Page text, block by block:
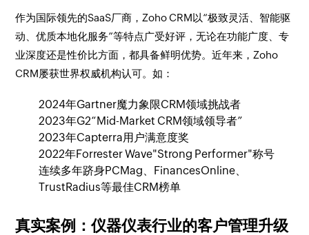
作为国际领先的SaaS厂商，Zoho CRM以“极致灵活、智能驱
动、优质本地化服务”等特点广受好评，无论在功能广度、专
业深度还是性价比方面，都具备鲜明优势。近年来，Zoho
CRM屡获世界权威机构认可。如：
2024年Gartner魔力象限CRM领域挑战者
2023年G2“Mid-Market CRM领域领导者”
2023年Capterra用户满意度奖
2022年Forrester Wave"Strong Performer"称号
连续多年跻身PCMag、FinancesOnline、
TrustRadius等最佳CRM榜单
真实案例：仪器仪表行业的客户管理升级